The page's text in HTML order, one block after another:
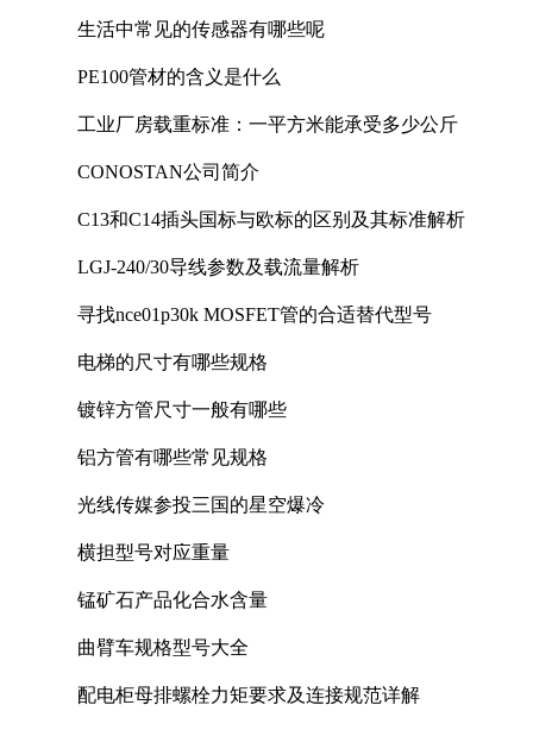
生活中常见的传感器有哪些呢
PE100管材的含义是什么
工业厂房载重标准：一平方米能承受多少公斤
CONOSTAN公司简介
C13和C14插头国标与欧标的区别及其标准解析
LGJ-240/30导线参数及载流量解析
寻找nce01p30k MOSFET管的合适替代型号
电梯的尺寸有哪些规格
镀锌方管尺寸一般有哪些
铝方管有哪些常见规格
光线传媒参投三国的星空爆冷
横担型号对应重量
锰矿石产品化合水含量
曲臂车规格型号大全
配电柜母排螺栓力矩要求及连接规范详解